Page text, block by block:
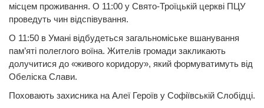
місцем проживання. О 11:00 у Свято-Троїцькій церкві ПЦУ
проведуть чин відспівування.
О 11:50 в Умані відбудеться загальноміське вшанування
пам’яті полеглого воїна. Жителів громади закликають
долучитися до «живого коридору», який формуватимуть від
Обеліска Слави.
Поховають захисника на Алеї Героїв у Софіївській Слобідці.